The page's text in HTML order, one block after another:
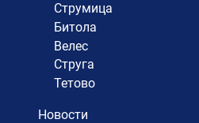
Струмица
Битола
Велес
Струга
Тетово
Новости